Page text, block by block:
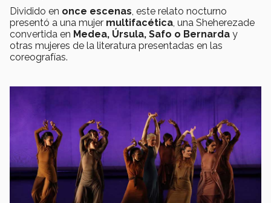
Dividido en once escenas , este relato nocturno
presentó a una mujer multifacética , una Sheherezade
convertida en Medea, Úrsula, Safo o Bernarda y
otras mujeres de la literatura presentadas en las
coreografías.